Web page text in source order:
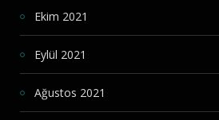
Ekim 2021
Eylül 2021
Ağustos 2021